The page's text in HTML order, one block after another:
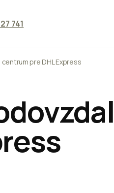
741
centrum pre DHL Express